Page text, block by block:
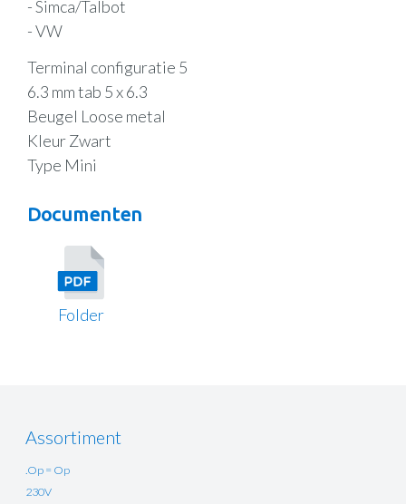
- Simca/Talbot
- VW
Terminal configuratie 5
6.3 mm tab 5 x 6.3
Beugel Loose metal
Kleur Zwart
Type Mini
Documenten
Folder
Assortiment
.Op = Op
230V